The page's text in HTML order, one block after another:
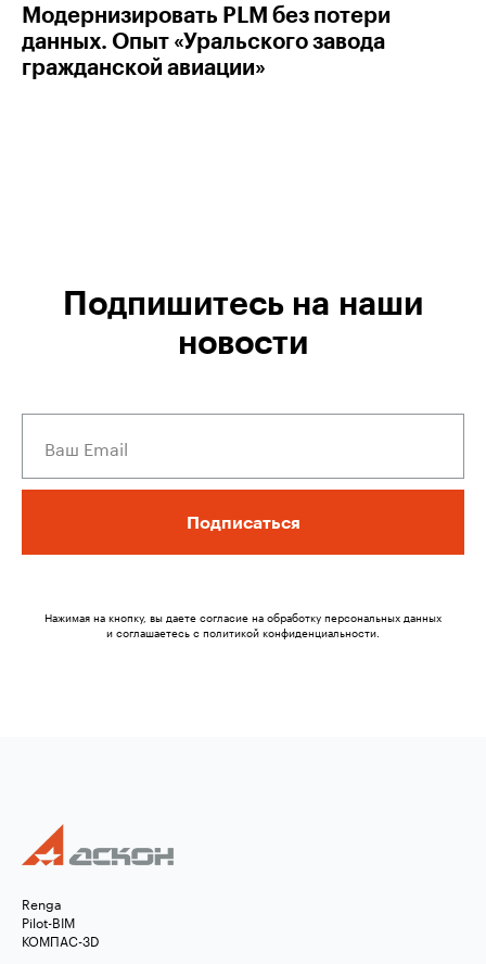
Модернизировать PLM без потери
данных. Опыт «Уральского завода
гражданской авиации»
Подпишитесь на наши
новости
Подписаться
Нажимая на кнопку, вы даете согласие на обработку персональных данных
и соглашаетесь c политикой конфиденциальности.
Renga
Pilot-BIM
КОМПАС-3D